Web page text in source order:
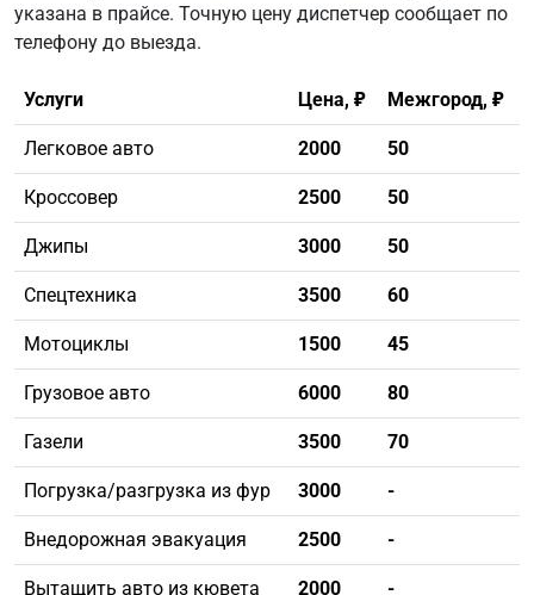
указана в прайсе. Точную цену диспетчер сообщает по
телефону до выезда.
Услуги Цена, ₽ Межгород, ₽
Легковое авто 2000 50
Кроссовер 2500 50
Джипы 3000 50
Спецтехника 3500 60
Мотоциклы 1500 45
Грузовое авто 6000 80
Газели 3500 70
Погрузка/разгрузка из фур 3000 -
Внедорожная эвакуация 2500 -
Вытащить авто из кювета 2000 -